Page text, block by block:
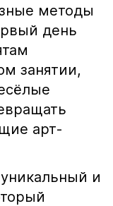
методы
день
занятии,
арт-
и